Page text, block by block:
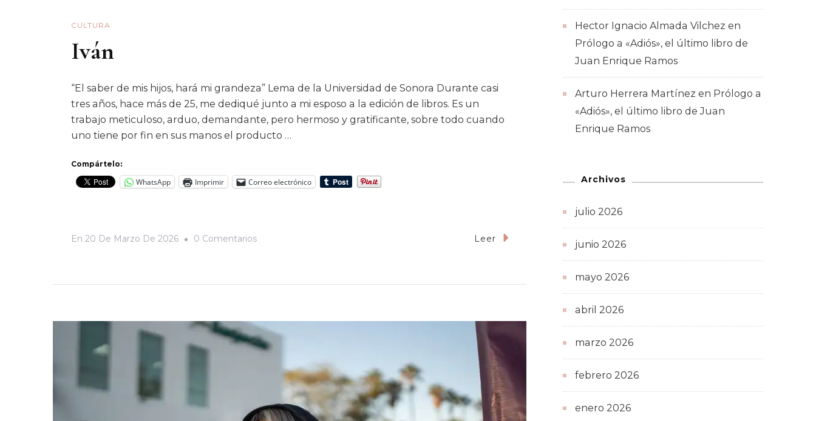
CULTURA
Iván
“El saber de mis hijos, hará mi grandeza” Lema de la Universidad de Sonora Durante casi
tres años, hace más de 25, me dediqué junto a mi esposo a la edición de libros. Es un
trabajo meticuloso, arduo, demandante, pero hermoso y gratificante, sobre todo cuando
uno tiene por fin en sus manos el producto …
Compártelo:
WhatsApp Imprimir Correo electrónico
En 20 De Marzo De 2026 0 ComentariosEn
Leer
Hector Ignacio Almada Vilchez en
Prólogo a «Adiós», el último libro de
Juan Enrique Ramos
Arturo Herrera Martínez en Prólogo a
«Adiós», el último libro de Juan
Enrique Ramos
Archivos
julio 2026
junio 2026
mayo 2026
abril 2026
marzo 2026
febrero 2026
enero 2026